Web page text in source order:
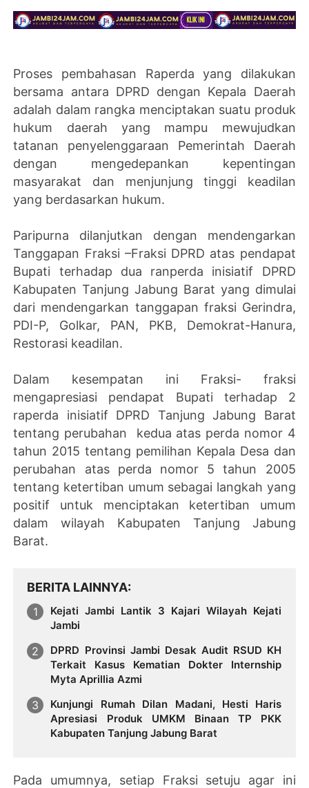
Proses pembahasan Raperda yang dilakukan
bersama antara DPRD dengan Kepala Daerah
adalah dalam rangka menciptakan suatu produk
hukum daerah yang mampu mewujudkan
tatanan penyelenggaraan Pemerintah Daerah
dengan mengedepankan kepentingan
masyarakat dan menjunjung tinggi keadilan
yang berdasarkan hukum.
Paripurna dilanjutkan dengan mendengarkan
Tanggapan Fraksi –Fraksi DPRD atas pendapat
Bupati terhadap dua ranperda inisiatif DPRD
Kabupaten Tanjung Jabung Barat yang dimulai
dari mendengarkan tanggapan fraksi Gerindra,
PDI-P, Golkar, PAN, PKB, Demokrat-Hanura,
Restorasi keadilan.
Dalam kesempatan ini Fraksi- fraksi
mengapresiasi pendapat Bupati terhadap 2
raperda inisiatif DPRD Tanjung Jabung Barat
tentang perubahan kedua atas perda nomor 4
tahun 2015 tentang pemilihan Kepala Desa dan
perubahan atas perda nomor 5 tahun 2005
tentang ketertiban umum sebagai langkah yang
positif untuk menciptakan ketertiban umum
dalam wilayah Kabupaten Tanjung Jabung
Barat.
BERITA LAINNYA
Kejati Jambi Lantik 3 Kajari Wilayah Kejati
Jambi
DPRD Provinsi Jambi Desak Audit RSUD KH
Terkait Kasus Kematian Dokter Internship
Myta Aprillia Azmi
Kunjungi Rumah Dilan Madani, Hesti Haris
Apresiasi Produk UMKM Binaan TP PKK
Kabupaten Tanjung Jabung Barat
Pada umumnya, setiap Fraksi setuju agar ini